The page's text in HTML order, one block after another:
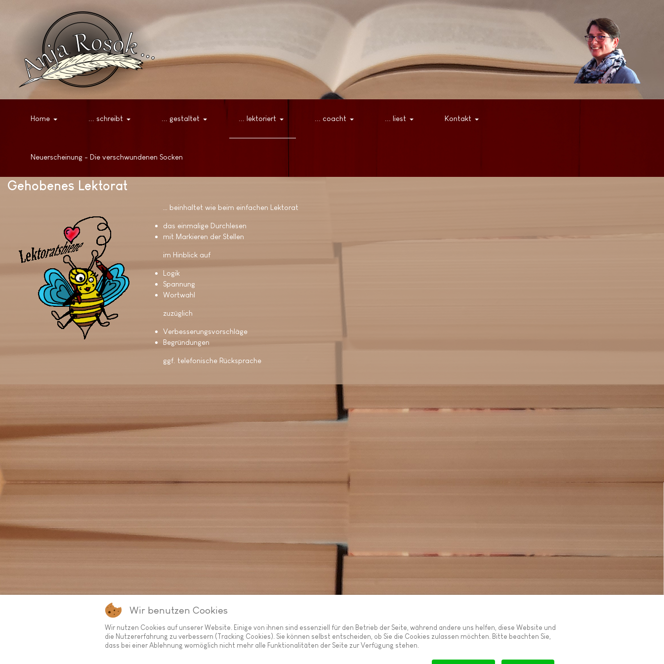
Home ... schreibt ... gestaltet ... lektoriert ... coacht ... liest Kontakt
Neuerscheinung - Die verschwundenen Socken
Gehobenes Lektorat
… beinhaltet wie beim einfachen Lektorat
das einmalige Durchlesen
mit Markieren der Stellen
im Hinblick auf
Logik
Spannung
Wortwahl
zuzüglich
Verbesserungsvorschläge
Begründungen
ggf. telefonische Rücksprache
Wir benutzen Cookies
Wir nutzen Cookies auf unserer Website. Einige von ihnen sind essenziell für den Betrieb der Seite, während andere uns helfen, diese Website und
die Nutzererfahrung zu verbessern (Tracking Cookies). Sie können selbst entscheiden, ob Sie die Cookies zulassen möchten. Bitte beachten Sie,
dass bei einer Ablehnung womöglich nicht mehr alle Funktionalitäten der Seite zur Verfügung stehen.